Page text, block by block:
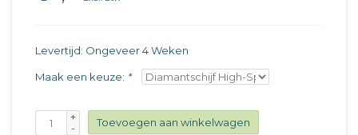
Levertijd: Ongeveer 4 Weken
Maak een keuze: *
+
-
Toevoegen aan winkelwagen